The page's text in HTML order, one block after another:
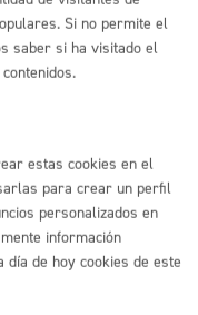
Si no permite el
saber si ha visitado el
estas cookies en el
para crear un perfil
personalizados en
información
día de hoy cookies de este